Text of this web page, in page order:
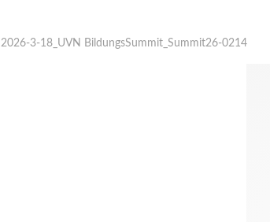
2026-3-18_UVN BildungsSummit_Summit26-0214